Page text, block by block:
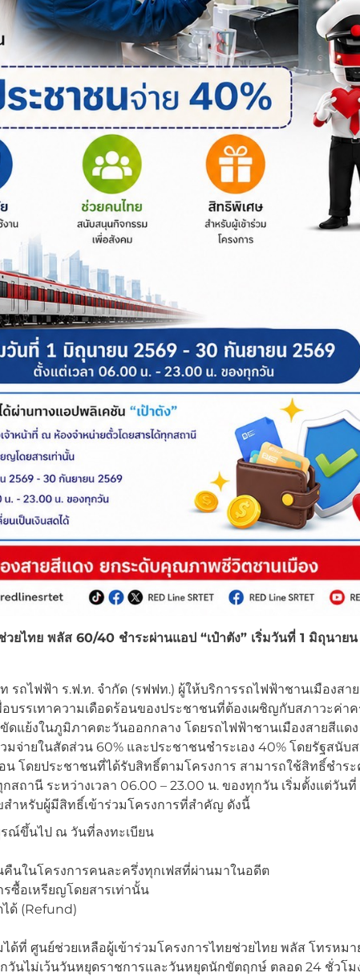
วยไทย พลัส 60/40 ชำระผ่านแอป “เป๋าตัง” เริ่มวันที่ 1 มิถุนาย
ถไฟฟ้า ร.ฟ.ท. จำกัด (รฟฟท.) ผู้ให้บริการรถไฟฟ้าชานเมืองสาย
บรรเทาความเดือดร้อนของประชาชนที่ต้องเผชิญกับสภาวะค่า
แย้งในภูมิภาคตะวันออกกลาง โดยรถไฟฟ้าชานเมืองสายสีแดง
มจ่ายในสัดส่วน 60% และประชาชนชำระเอง 40% โดยรัฐสนับ
โดยประชาชนที่ได้รับสิทธิ์ตามโครงการ สามารถใช้สิทธิ์ชำระ
สถานี ระหว่างเวลา 06.00 – 23.00 น. ของทุกวัน เริ่มตั้งแต่วันที่
สำหรับผู้มีสิทธิ์เข้าร่วมโครงการที่สำคัญ ดังนี้
ณ์ขึ้นไป ณ วันที่ลงทะเบียน
คืนในโครงการคนละครึ่งทุกเฟสที่ผ่านมาในอดีต
ซื้อเหรียญโดยสารเท่านั้น
ด้ (Refund)
ที่ ศูนย์ช่วยเหลือผู้เข้าร่วมโครงการไทยช่วยไทย พลัส โทรหมาย
วันไม่เว้นวันหยุดราชการและวันหยุดนักขัตฤกษ์ ตลอด 24 ชั่วโม